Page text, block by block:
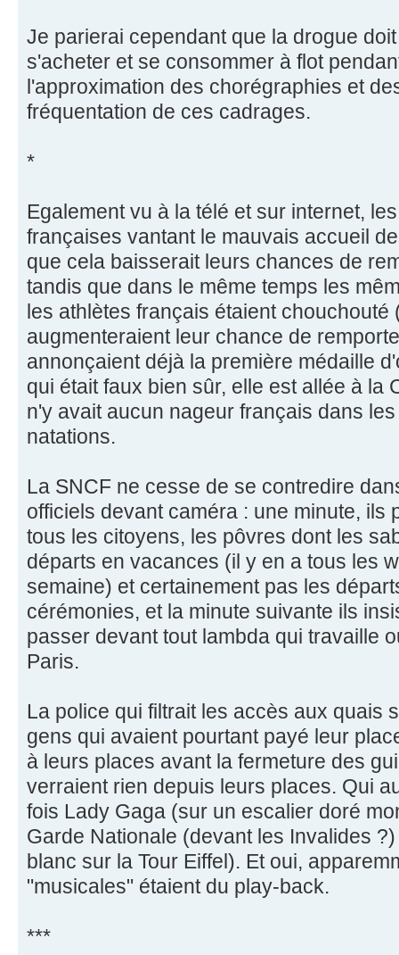
Je parierai cependant que la drogue
s'acheter et se consommer à flot
l'approximation des chorégraphies et
fréquentation de ces cadrages.
*
Egalement vu à la télé et sur internet,
françaises vantant le mauvais accueil
que cela baisserait leurs chances de
tandis que dans le même temps les
les athlètes français étaient
augmenteraient leur chance de
annonçaient déjà la première médaille
qui était faux bien sûr, elle est allée à la
n'y avait aucun nageur français dans
natations.
La SNCF ne cesse de se contredire
officiels devant caméra : une minute, ils
tous les citoyens, les pôvres dont les
départs en vacances (il y en a tous les
semaine) et certainement pas les
cérémonies, et la minute suivante ils
passer devant tout lambda qui travaille
Paris.
La police qui filtrait les accès aux quais
gens qui avaient pourtant payé leur
à leurs places avant la fermeture des
verraient rien depuis leurs places. Qui
fois Lady Gaga (sur un escalier doré
Garde Nationale (devant les Invalides
blanc sur la Tour Eiffel). Et oui,
"musicales" étaient du play-back.
***